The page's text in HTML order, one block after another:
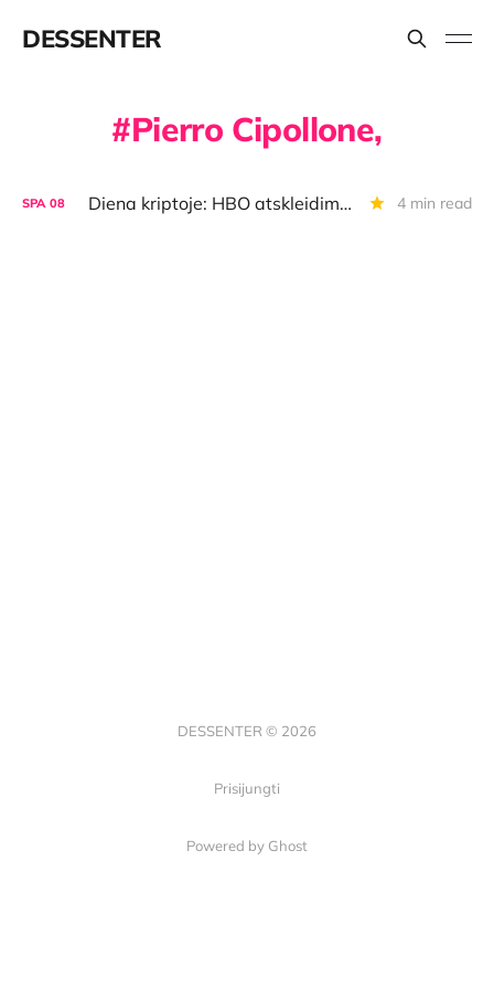
DESSENTER
Pierro Cipollone,
SPA 08 Diena kriptoje: HBO atskleidimų diena, grįžta žinučių sekimo siūlymas, memkoinai aktyvėja 4 min read
DESSENTER © 2026
Prisijungti
Powered by Ghost